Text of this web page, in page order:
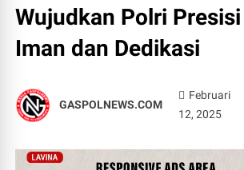
Wujudkan Polri
Iman dan Dedikasi
GASPOLNEWS.COM
Februari
12, 2025